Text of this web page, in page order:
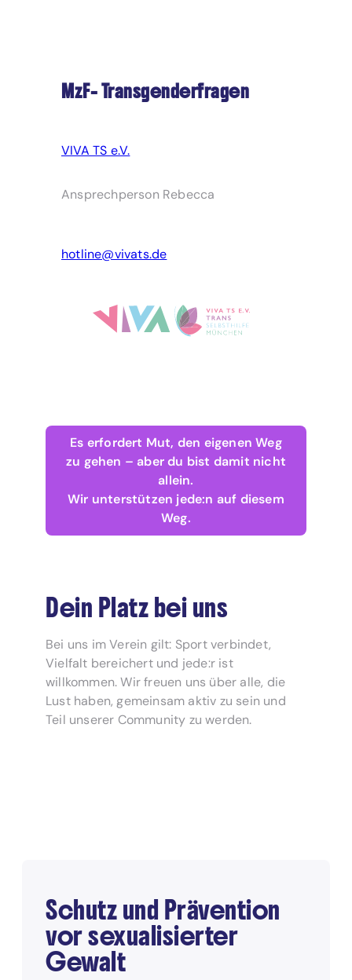
MzF- Transgenderfragen
VIVA TS e.V.
Ansprechperson Rebecca
hotline@vivats.de
Es erfordert Mut, den eigenen Weg
zu gehen – aber du bist damit nicht
allein.
Wir unterstützen jede:n auf diesem
Weg.
Dein Platz bei uns
Bei uns im Verein gilt: Sport verbindet,
Vielfalt bereichert und jede:r ist
willkommen. Wir freuen uns über alle, die
Lust haben, gemeinsam aktiv zu sein und
Teil unserer Community zu werden.
Schutz und Prävention
vor sexualisierter
Gewalt